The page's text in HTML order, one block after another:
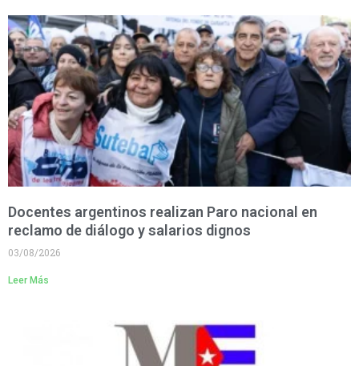
Docentes argentinos realizan Paro nacional en
reclamo de diálogo y salarios dignos
03/08/2026
Leer Más